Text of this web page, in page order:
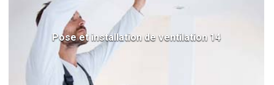
Pose et installation de ventilation 14